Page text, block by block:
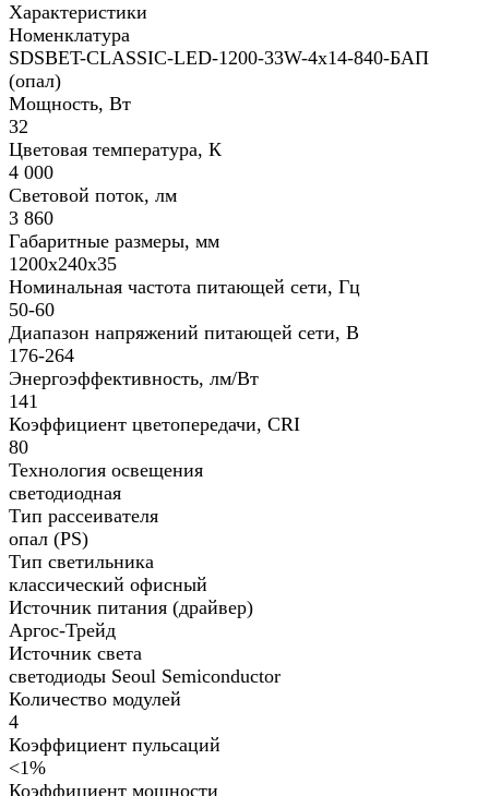
Характеристики
Номенклатура
SDSBET-CLASSIC-LED-1200-33W-4x14-840-БАП
(опал)
Мощность, Вт
32
Цветовая температура, К
4 000
Световой поток, лм
3 860
Габаритные размеры, мм
1200х240х35
Номинальная частота питающей сети, Гц
50-60
Диапазон напряжений питающей сети, В
176-264
Энергоэффективность, лм/Вт
141
Коэффициент цветопередачи, CRI
80
Технология освещения
светодиодная
Тип рассеивателя
опал (PS)
Тип светильника
классический офисный
Источник питания (драйвер)
Аргос-Трейд
Источник света
светодиоды Seoul Semiconductor
Количество модулей
4
Коэффициент пульсаций
<1%
Коэффициент мощности